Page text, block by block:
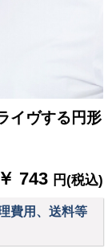
イヴする円形
￥ 743 円(税込)
費用、送料等